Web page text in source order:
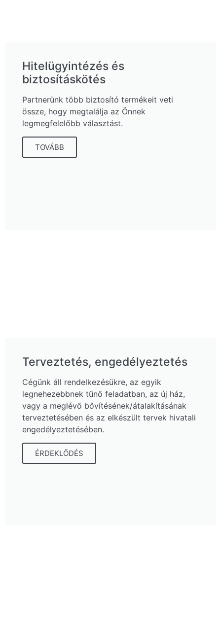
Hitelügyintézés és
biztosításkötés
Partnerünk több biztosító termékeit veti
össze, hogy megtalálja az Önnek
legmegfelelőbb választást.
TOVÁBB
Terveztetés, engedélyeztetés
Cégünk áll rendelkezésükre, az egyik
legnehezebbnek tűnő feladatban, az új ház,
vagy a meglévő bővítésének/átalakításának
terveztetésében és az elkészült tervek hivatali
engedélyeztetésében.
ÉRDEKLŐDÉS